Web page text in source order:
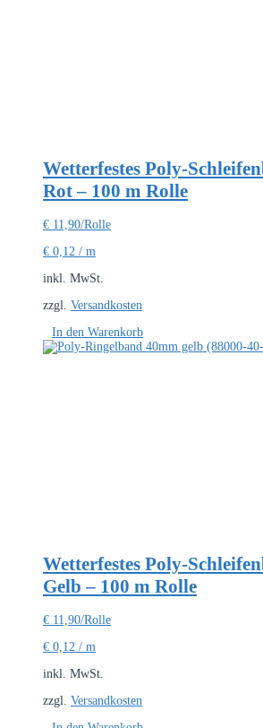
Wetterfestes Poly-
Rot – 100 m Rolle
€ 11,90/Rolle
€ 0,12 / m
inkl. MwSt.
zzgl. Versandkosten
In den Warenkorb
Wetterfestes Poly-
Gelb – 100 m Rolle
€ 11,90/Rolle
€ 0,12 / m
inkl. MwSt.
zzgl. Versandkosten